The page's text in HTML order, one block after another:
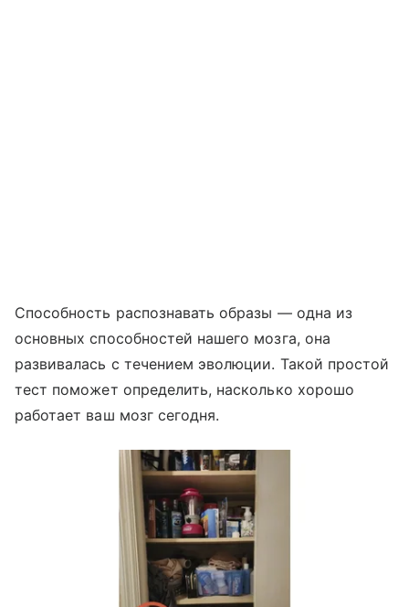
Способность распознавать образы — одна из
основных способностей нашего мозга, она
развивалась с течением эволюции. Такой простой
тест поможет определить, насколько хорошо
работает ваш мозг сегодня.